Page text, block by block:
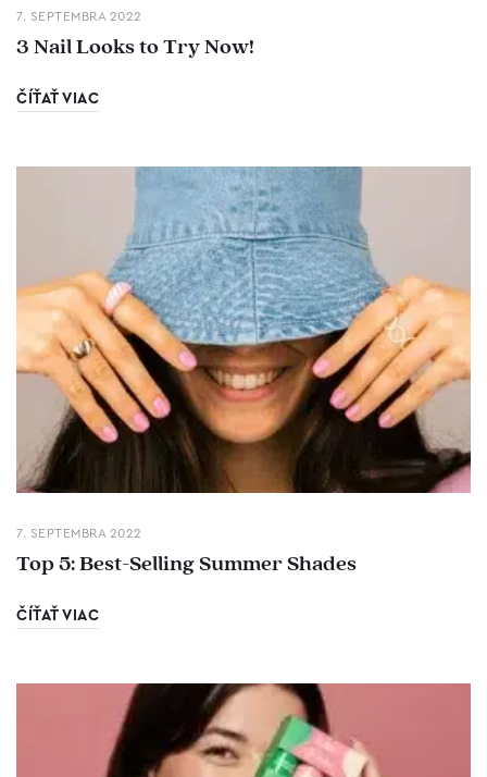
7. SEPTEMBRA 2022
3 Nail Looks to Try Now!
ČÍŤAŤ VIAC
7. SEPTEMBRA 2022
Top 5: Best-Selling Summer Shades
ČÍŤAŤ VIAC